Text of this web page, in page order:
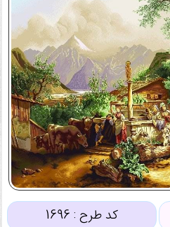
کد طرح : 1696